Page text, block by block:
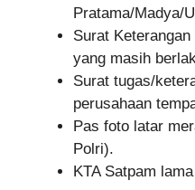
Pratama/Madya/
Surat
yang masih
Surat tugas/
perusahaan
Pas foto latar
Polri).
KTA Satpam